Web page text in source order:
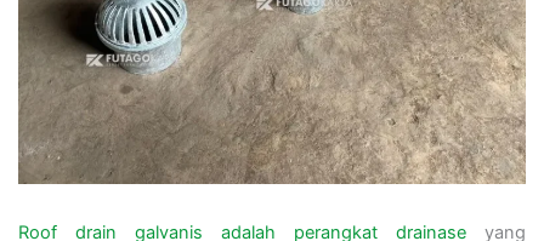
Roof drain galvanis adalah perangkat drainase yang